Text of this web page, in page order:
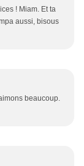
! Miam. Et ta
aussi, bisous
beaucoup.